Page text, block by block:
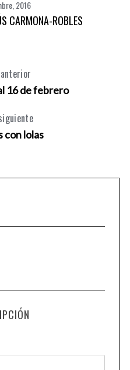
2016
CARMONA-ROBLES
16 de febrero
con lolas